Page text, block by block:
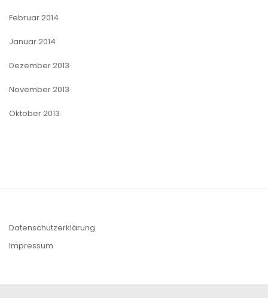
Februar 2014
Januar 2014
Dezember 2013
November 2013
Oktober 2013
Datenschutzerklärung
Impressum